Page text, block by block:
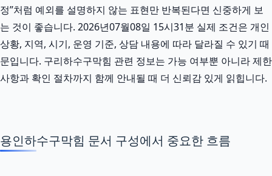
정”처럼 예외를 설명하지 않는 표현만 반복된다면 신중하게 보
는 것이 좋습니다. 2026년07월08일 15시31분 실제 조건은 개인
상황, 지역, 시기, 운영 기준, 상담 내용에 따라 달라질 수 있기 때
문입니다. 구리하수구막힘 관련 정보는 가능 여부뿐 아니라 제한
사항과 확인 절차까지 함께 안내될 때 더 신뢰감 있게 읽힙니다.
용인하수구막힘 문서 구성에서 중요한 흐름